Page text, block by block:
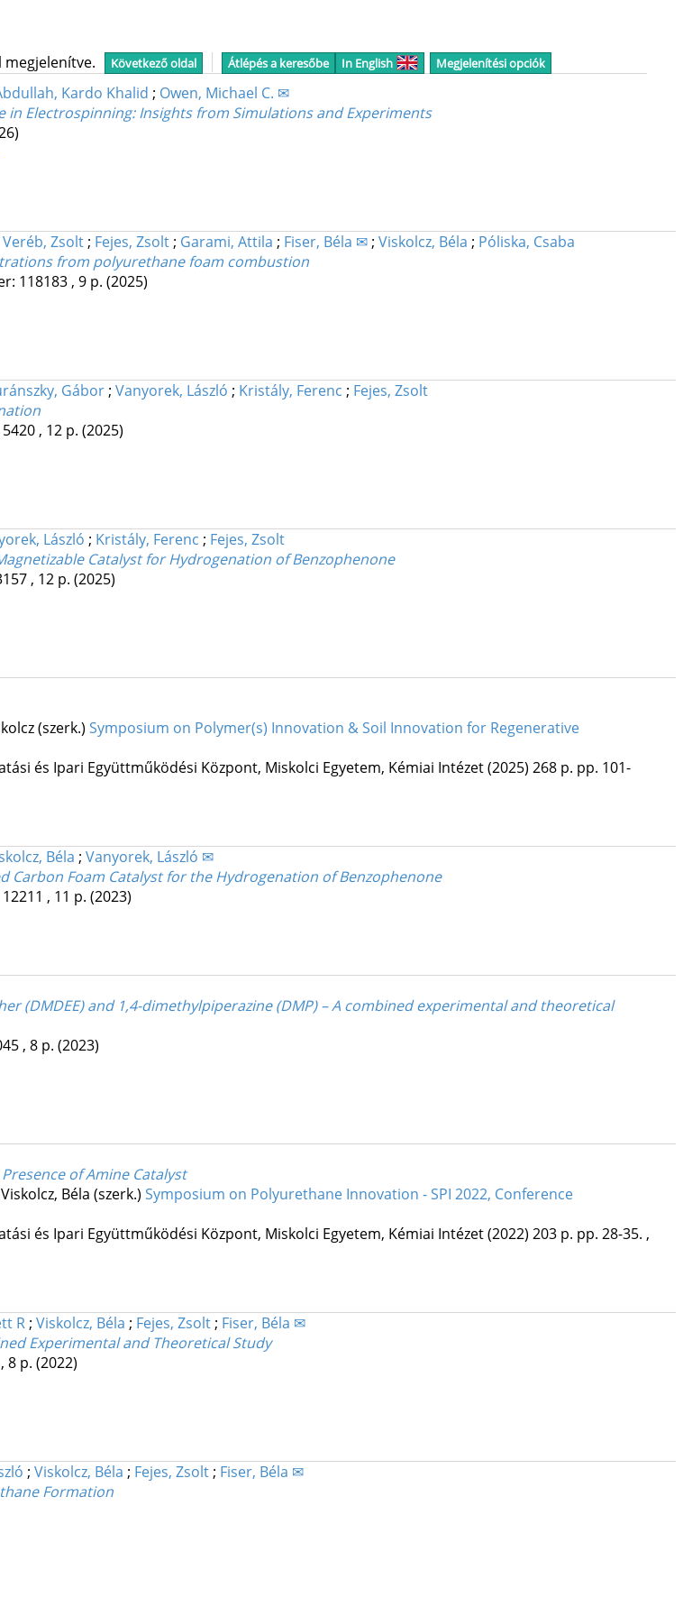
megjelenítve. Következő oldal Átlépés a keresőbe In English Megjelenítési opciók
Kardo Khalid ; Owen, Michael C. ✉
in Electrospinning: Insights from Simulations and Experiments
Veréb, Zsolt; Fejes, Zsolt; Garami, Attila ; Fiser, Béla ✉; Viskolcz, Béla ; Póliska, Csaba
from polyurethane foam combustion
118183 , 9 p. (2025)
Gábor; Vanyorek, László ; Kristály, Ferenc ; Fejes, Zsolt
, 12 p. (2025)
László ; Kristály, Ferenc ; Fejes, Zsolt
Catalyst for Hydrogenation of Benzophenone
, 12 p. (2025)
(szerk.) Symposium on Polymer(s) Innovation & Soil Innovation for Regenerative
és Ipari Együttműködési Központ, Miskolci Egyetem, Kémiai Intézet(2025) 268 p. pp. 101-
Béla ; Vanyorek, László ✉
Foam Catalyst for the Hydrogenation of Benzophenone
, 11 p. (2023)
(DMDEE) and 1,4-dimethylpiperazine (DMP) – A combined experimental and theoretical
, 8 p. (2023)
of Amine Catalyst
Béla (szerk.) Symposium on Polyurethane Innovation - SPI 2022, Conference
és Ipari Együttműködési Központ, Miskolci Egyetem, Kémiai Intézet(2022) 203 p. pp. 28-35. ,
R; Viskolcz, Béla ; Fejes, Zsolt; Fiser, Béla ✉
Experimental and Theoretical Study
8 p. (2022)
; Viskolcz, Béla ; Fejes, Zsolt; Fiser, Béla ✉
Formation